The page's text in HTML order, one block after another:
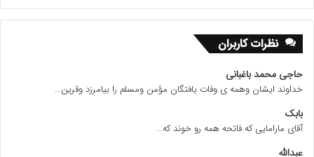
نظرات کاربران
حاجی محمد باغبانی
خداوند ایشان وهمه ی وفات یافتگان مؤمن ومسلم را بیامرزد وقرین...
بابک
آقای مارامایی که فاتحه همه رو خوند که...
عبدالله